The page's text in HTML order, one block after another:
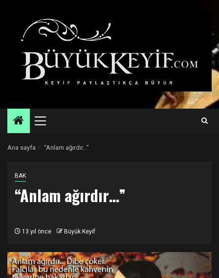
Primary
Ana sayfa “Anlam ağırdır…”
BAK
“Anlam ağırdır…”
13 yıl önce Büyük Keyif